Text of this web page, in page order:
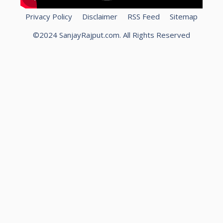
Privacy Policy Disclaimer RSS Feed
Sitemap
©2024 SanjayRajput.com. All Rights Reserved